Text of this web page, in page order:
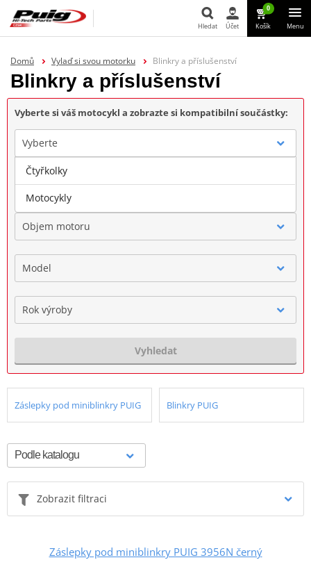
Hledat Účet
0
Košík Menu
Domů Vylaď si svou motorku Blinkry a příslušenství
Blinkry a příslušenství
Vyberte si váš motocykl a zobrazte si kompatibilní součástky:
Vyberte
Značka
Objem motoru
Model
Rok výroby
Vyhledat
Záslepky pod miniblinkry PUIG Blinkry PUIG
Zobrazit filtraci
Záslepky pod miniblinkry PUIG 3956N černý
Čtyřkolky
Motocykly